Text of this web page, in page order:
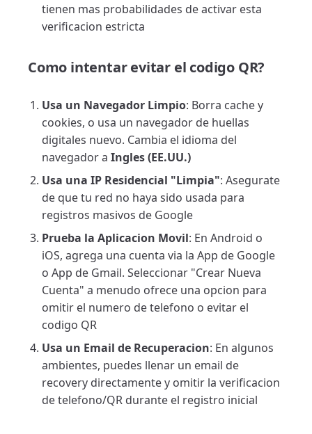
tienen mas probabilidades de activar esta
verificacion estricta
Como intentar evitar el codigo QR?
Usa un Navegador Limpio: Borra cache y
cookies, o usa un navegador de huellas
digitales nuevo. Cambia el idioma del
navegador a Ingles (EE.UU.)
Usa una IP Residencial "Limpia": Asegurate
de que tu red no haya sido usada para
registros masivos de Google
Prueba la Aplicacion Movil: En Android o
iOS, agrega una cuenta via la App de Google
o App de Gmail. Seleccionar "Crear Nueva
Cuenta" a menudo ofrece una opcion para
omitir el numero de telefono o evitar el
codigo QR
Usa un Email de Recuperacion: En algunos
ambientes, puedes llenar un email de
recovery directamente y omitir la verificacion
de telefono/QR durante el registro inicial